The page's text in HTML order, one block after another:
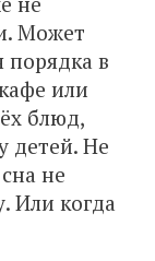
Может
порядка в
или
блюд,
детей. Не
не
Или когда